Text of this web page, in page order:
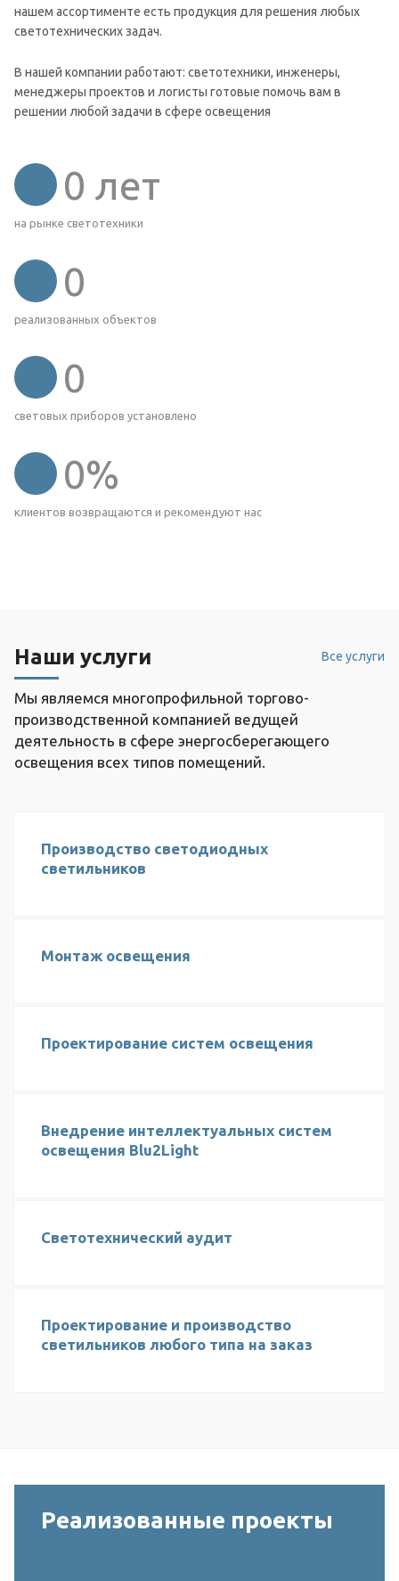
нашем ассортименте есть продукция для решения любых
светотехнических задач.
В нашей компании работают: светотехники, инженеры,
менеджеры проектов и логисты готовые помочь вам в
решении любой задачи в сфере освещения
0 лет
на рынке светотехники
0
реализованных объектов
0
световых приборов установлено
0%
клиентов возвращаются и рекомендуют нас
Все услуги
Наши услуги
Мы являемся многопрофильной торгово-
производственной компанией ведущей
деятельность в сфере энергосберегающего
освещения всех типов помещений.
Производство светодиодных
светильников
Монтаж освещения
Проектирование систем освещения
Внедрение интеллектуальных систем
освещения Blu2Light
Светотехнический аудит
Проектирование и производство
светильников любого типа на заказ
Реализованные проекты